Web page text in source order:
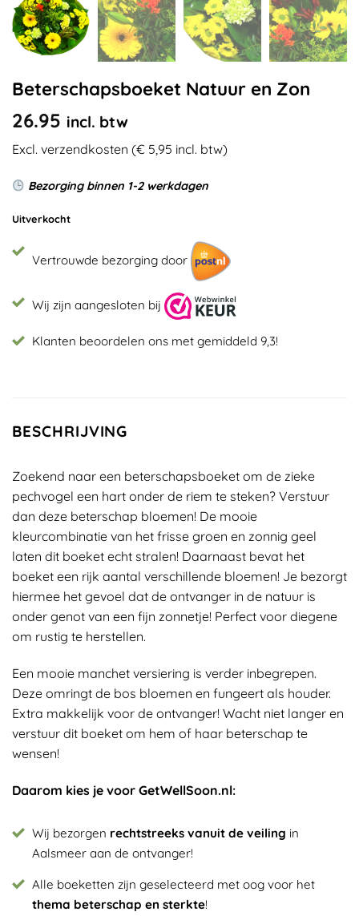
Beterschapsboeket Natuur en Zon
26.95 incl. btw
Excl. verzendkosten (€ 5,95 incl. btw)
Bezorging binnen 1-2 werkdagen
Uitverkocht
Vertrouwde bezorging door
Wij zijn aangesloten bij
Klanten beoordelen ons met gemiddeld 9,3!
BESCHRIJVING
Zoekend naar een beterschapsboeket om de zieke
pechvogel een hart onder de riem te steken? Verstuur
dan deze beterschap bloemen! De mooie
kleurcombinatie van het frisse groen en zonnig geel
laten dit boeket echt stralen! Daarnaast bevat het
boeket een rijk aantal verschillende bloemen! Je bezorgt
hiermee het gevoel dat de ontvanger in de natuur is
onder genot van een fijn zonnetje! Perfect voor diegene
om rustig te herstellen.
Een mooie manchet versiering is verder inbegrepen.
Deze omringt de bos bloemen en fungeert als houder.
Extra makkelijk voor de ontvanger! Wacht niet langer en
verstuur dit boeket om hem of haar beterschap te
wensen!
Daarom kies je voor GetWellSoon.nl:
Wij bezorgen rechtstreeks vanuit de veiling in
Aalsmeer aan de ontvanger!
Alle boeketten zijn geselecteerd met oog voor het
thema beterschap en sterkte!